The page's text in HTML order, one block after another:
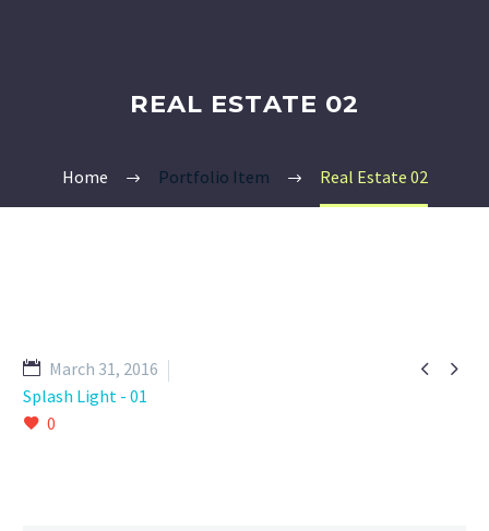
REAL ESTATE 02
Home Portfolio Item Real Estate 02
 
March 31, 2016
Splash Light - 01
0